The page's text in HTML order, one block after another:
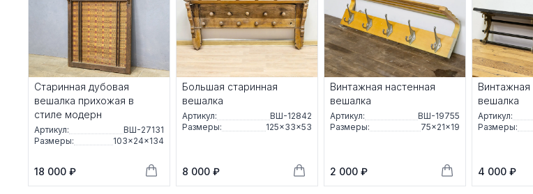
Старинная дубовая
вешалка прихожая в
стиле модерн
Артикул:
ВШ-27131
Размеры:
103×24×134
18 000 ₽
Большая старинная
вешалка
Артикул:
ВШ-12842
Размеры:
125×33×53
8 000 ₽
Винтажная настенная
вешалка
Артикул:
ВШ-19755
Размеры:
75×21×19
2 000 ₽
Винтажная
вешалка
Артикул:
Размеры:
4 000 ₽